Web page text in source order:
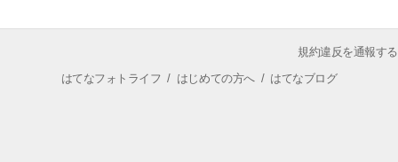
規約違反を通報する
はてなフォトライフ / はじめての方へ/ はてなブログ